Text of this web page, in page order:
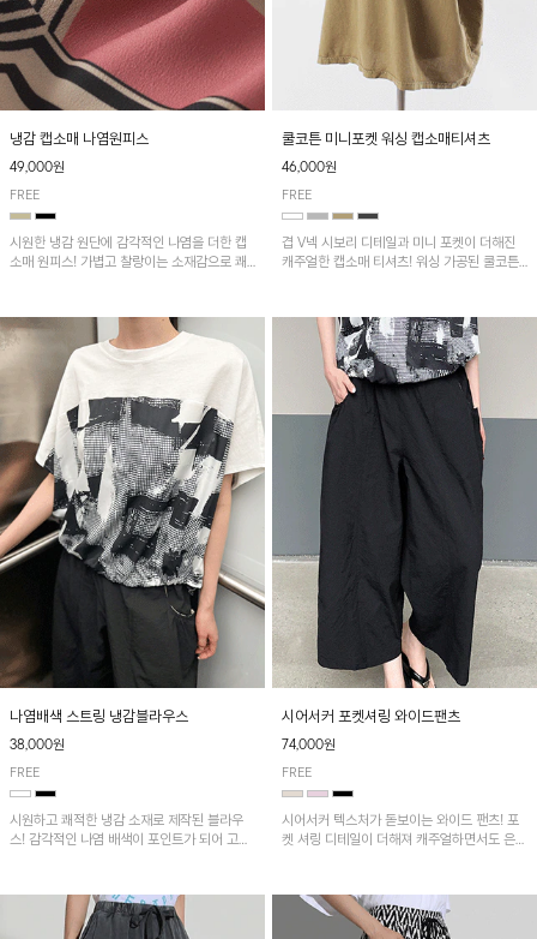
냉감 캡소매 나염원피스
49,000원
FREE
시원한 냉감 원단에 감각적인 나염을 더한 캡
소매 원피스! 가볍고 찰랑이는 소재감으로 쾌
쿨코튼 미니포켓 워싱 캡소매티셔츠
46,000원
FREE
겹 V넥 시보리 디테일과 미니 포켓이 더해진
캐주얼한 캡소매 티셔츠! 워싱 가공된 쿨코튼
나염배색 스트링 냉감블라우스
38,000원
FREE
시원하고 쾌적한 냉감 소재로 제작된 블라우
스! 감각적인 나염 배색이 포인트가 되어 고급
착용 가능합니다~
시어서커 포켓셔링 와이드팬츠
74,000원
FREE
시어서커 텍스처가 돋보이는 와이드 팬츠! 포
켓 셔링 디테일이 더해져 캐주얼하면서도 은은
다. 가볍고 쾌적한 착용감으로 여름철 데일리
아이템으로 활용하기 좋아요~